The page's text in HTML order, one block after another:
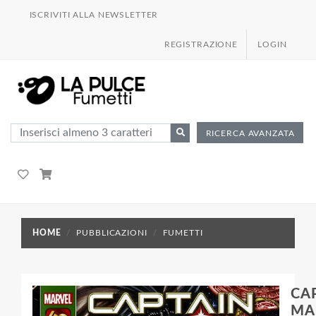
ISCRIVITI ALLA NEWSLETTER
REGISTRAZIONE LOGIN
RICERCA AVANZATA
HOME PUBBLICAZIONI FUMETTI